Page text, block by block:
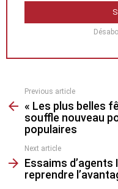
more
Previous article
« Les plus belles
souffle nouveau
populaires
Next article
Essaims d’agents
reprendre